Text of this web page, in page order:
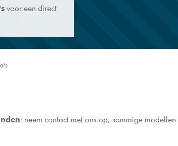
voor een direct
: neem contact met ons op, sommige